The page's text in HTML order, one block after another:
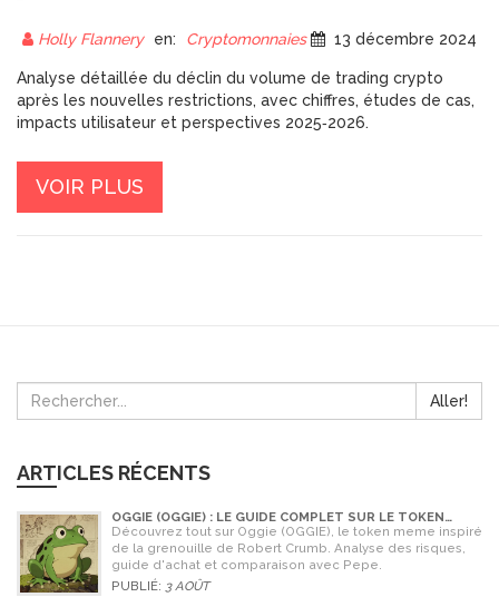
RÉGLEMENTAIRES
Holly Flannery en: Cryptomonnaies 13 décembre 2024
Analyse détaillée du déclin du volume de trading crypto
après les nouvelles restrictions, avec chiffres, études de cas,
impacts utilisateur et perspectives 2025‑2026.
VOIR PLUS
Aller!
ARTICLES RÉCENTS
OGGIE (OGGIE) : LE GUIDE COMPLET SUR LE TOKEN
MEME DE LA GRENOUILLE
Découvrez tout sur Oggie (OGGIE), le token meme inspiré
de la grenouille de Robert Crumb. Analyse des risques,
guide d'achat et comparaison avec Pepe.
PUBLIÉ: 3 AOÛT